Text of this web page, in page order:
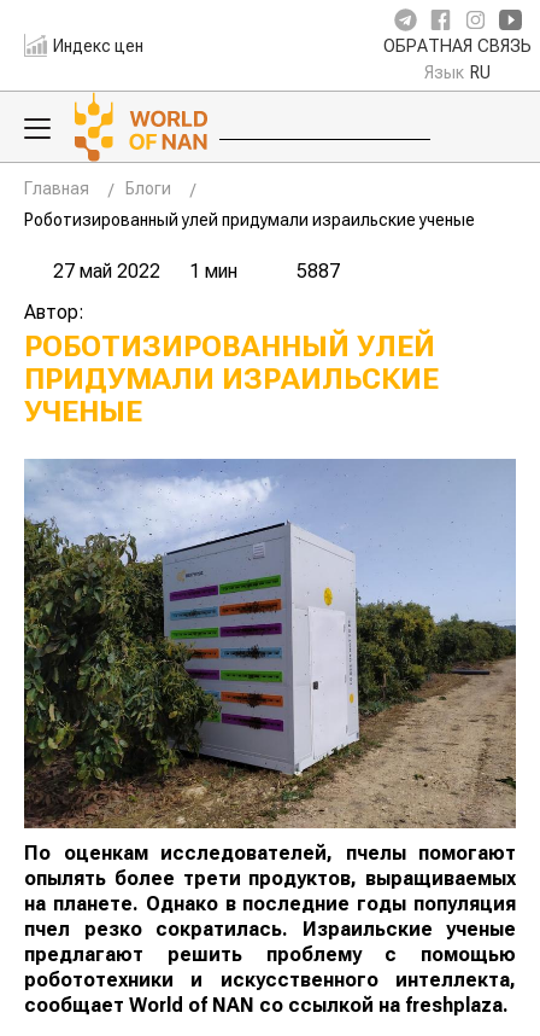
Индекс цен ОБРАТНАЯ СВЯЗЬ
Язык RU
Главная
Блоги
Роботизированный улей придумали израильские ученые
27 май 2022 1 мин
5887
Автор:
РОБОТИЗИРОВАННЫЙ УЛЕЙ
ПРИДУМАЛИ ИЗРАИЛЬСКИЕ
УЧЕНЫЕ
По оценкам исследователей, пчелы помогают
опылять более трети продуктов, выращиваемых
на планете. Однако в последние годы популяция
пчел резко сократилась. Израильские ученые
предлагают решить проблему с помощью
робототехники и искусственного интеллекта,
сообщает World of NAN со ссылкой на freshplaza.